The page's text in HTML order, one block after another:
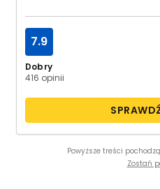
Dobry
416 opinii
7.9
Powyższe treści
Zostań